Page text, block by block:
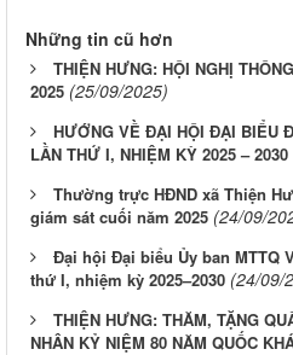
Những tin cũ hơn
THIỆN HƯNG: HỘI NGHỊ
2025 (25/09/2025)
HƯỚNG VỀ ĐẠI HỘI ĐẠI BIỂU
LẦN THỨ I, NHIỆM KỲ 2025 – 2030
Thường trực HĐND xã Thiện
giám sát cuối năm 2025 (24/09/
Đại hội Đại biểu Ủy ban MTTQ
thứ I, nhiệm kỳ 2025–2030 (24/09/
THIỆN HƯNG: THĂM, TẶNG
NHÂN KỶ NIỆM 80 NĂM QUỐC